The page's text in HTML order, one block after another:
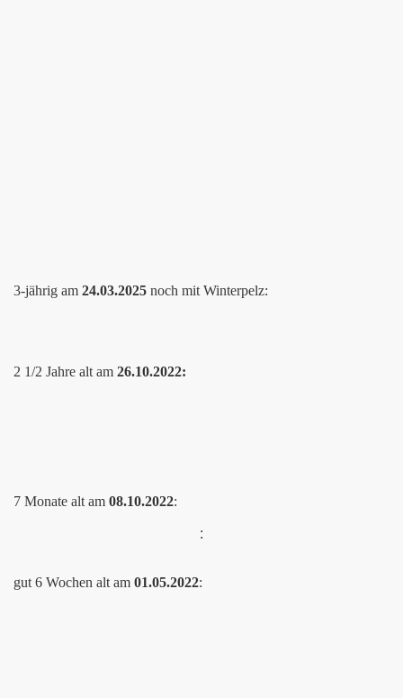
3-jährig am 24.03.2025 noch mit Winterpelz:
2 1/2 Jahre alt am 26.10.2022:
7 Monate alt am 08.10.2022:
:
gut 6 Wochen alt am 01.05.2022: